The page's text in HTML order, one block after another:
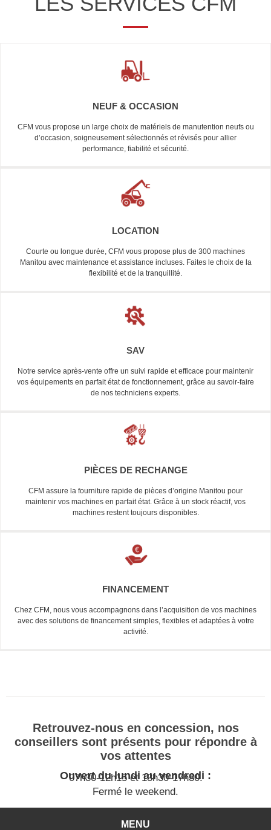
NEUF & OCCASION
CFM vous propose un large choix de matériels de manutention neufs ou
d’occasion, soigneusement sélectionnés et révisés pour allier
performance, fiabilité et sécurité.
LOCATION
Courte ou longue durée, CFM vous propose plus de 300 machines
Manitou avec maintenance et assistance incluses. Faites le choix de la
flexibilité et de la tranquillité.
SAV
Notre service après-vente offre un suivi rapide et efficace pour maintenir
vos équipements en parfait état de fonctionnement, grâce au savoir-faire
de nos techniciens experts.
PIÈCES DE RECHANGE
CFM assure la fourniture rapide de pièces d’origine Manitou pour
maintenir vos machines en parfait état. Grâce à un stock réactif, vos
machines restent toujours disponibles.
FINANCEMENT
Chez CFM, nous vous accompagnons dans l’acquisition de vos machines
avec des solutions de financement simples, flexibles et adaptées à votre
activité.
Retrouvez-nous en concession, nos
conseillers sont présents pour répondre à
vos attentes
Ouvert du lundi au vendredi :
07h30-12h15 et 13h30-17h30.
Fermé le weekend.
MENU